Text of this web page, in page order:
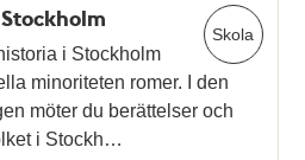
Skola
i Stockholm
minoriteten romer. I den
möter du berättelser och
i Stockh…